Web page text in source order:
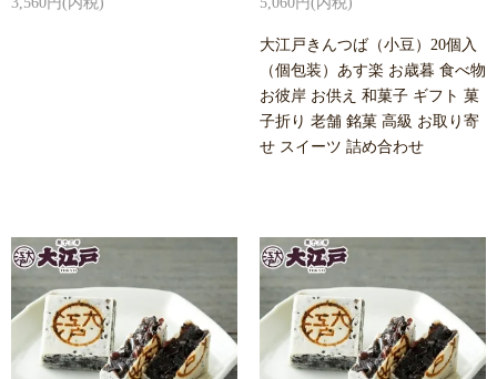
大江戸きんつば（小豆）20個入
（個包装）あす楽 お歳暮 食べ物
お彼岸 お供え 和菓子 ギフト 菓
子折り 老舗 銘菓 高級 お取り寄
せ スイーツ 詰め合わせ